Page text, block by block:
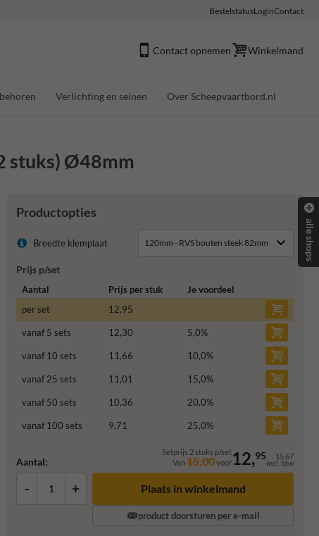
BestelstatusLoginContact
Contact opnemen Winkelmand
Verlichting en seinen Over Scheepvaartbord.nl
stuks) Ø48mm
Productopties
Breedte klemplaat
Prijs p/set
Aantal Prijs per stuk
Je voordeel
per set
12,95
vanaf 5 sets 12,30 5,0%
vanaf 10 sets 11,66 10,0%
vanaf 25 sets 11,01 15,0%
vanaf 50 sets 10,36 20,0%
vanaf 100 sets 9,71 25,0%
Aantal:
Setprijs 2 stuks p/set
Van15,00voor12,95 15,67
incl. btw
- + Plaats in winkelmand
product doorsturen per e-mail
alle shops